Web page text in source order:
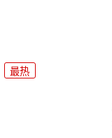
最热